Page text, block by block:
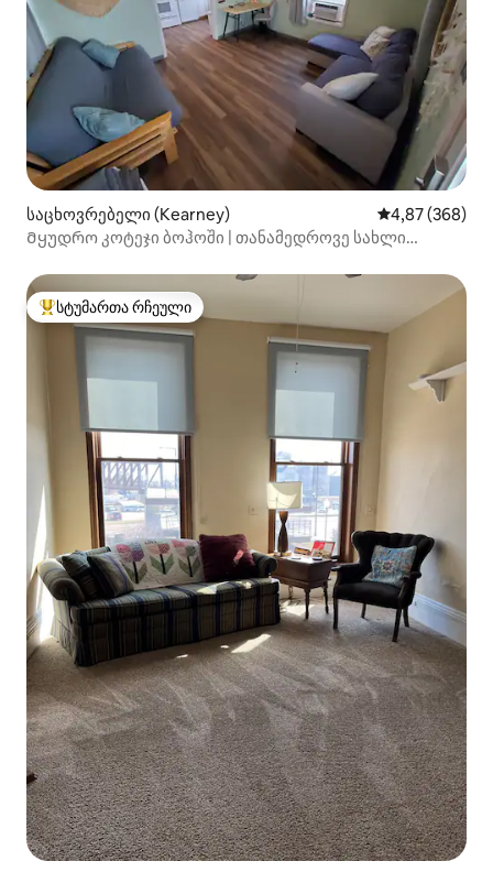
საცხოვრებელი (Kearney) საშუალო
4,87 (368)
Მყუდრო კოტეჯი ბოჰოში | თანამედროვე სახლი
სტუმართა რჩეული მოწინავე ვარიანტი
სტუმართა რჩეული